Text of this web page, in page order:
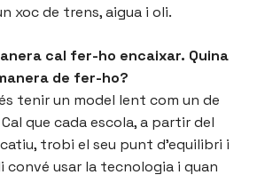
xoc de trens, aigua i oli.
cal fer-ho encaixar. Quina
de fer-ho?
tenir un model lent com un de
que cada escola, a partir del
trobi el seu punt d’equilibri i
convé usar la tecnologia i quan